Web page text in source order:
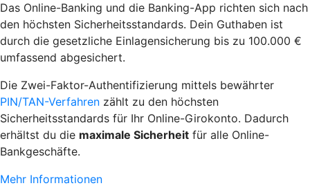
Das Online-Banking und die Banking-App richten sich nach
den höchsten Sicherheitsstandards. Dein Guthaben ist
durch die gesetzliche Einlagensicherung bis zu 100.000 €
umfassend abgesichert.
Die Zwei-Faktor-Authentifizierung mittels bewährter
PIN/TAN-Verfahren zählt zu den höchsten
Sicherheitsstandards für Ihr Online-Girokonto. Dadurch
erhältst du die maximale Sicherheit für alle Online-
Bankgeschäfte.
Mehr Informationen